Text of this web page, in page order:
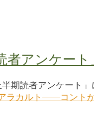
者アンケー
半期読者アンケート
ラカルト――コント